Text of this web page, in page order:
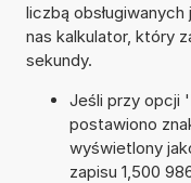
liczbą
nas kalkulator, który
sekundy.
Jeśli przy opcji
postawiono
wyświetlony
zapisu 1,500